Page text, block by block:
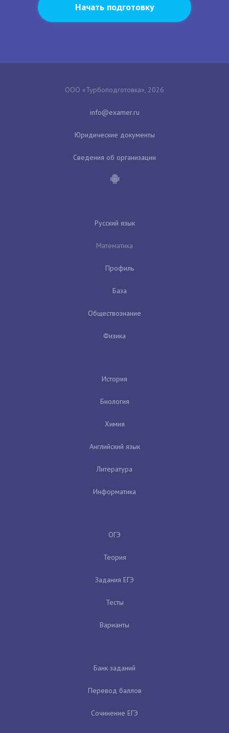
Начать подготовку
ООО «Турбоподготовка», 2026
Юридические документы
Сведения об организации
Русский язык
Математика
Профиль
База
Обществознание
Физика
История
Биология
Химия
Английский язык
Литература
Информатика
ОГЭ
Теория
Задания ЕГЭ
Тесты
Варианты
Банк заданий
Перевод баллов
Сочинение ЕГЭ